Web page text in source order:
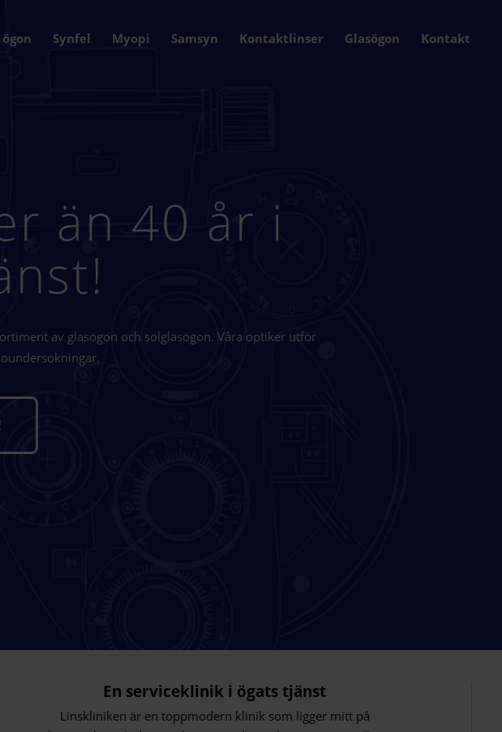
Synfel Myopi Samsyn Kontaktlinser Glasögon Kontakt
än 40 år i
av glasögon och solglasögon. Våra optiker utför
En serviceklinik i ögats tjänst
Linskliniken är en toppmodern klinik som ligger mitt på